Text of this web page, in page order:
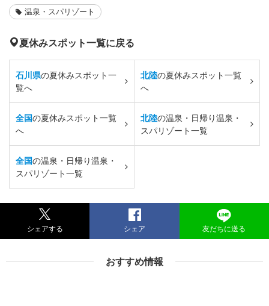
温泉・スパリゾート
夏休みスポット一覧に戻る
石川県の夏休みスポット一
覧へ
北陸の夏休みスポット一覧
へ
全国の夏休みスポット一覧
へ
北陸の温泉・日帰り温泉・
スパリゾート一覧
全国の温泉・日帰り温泉・
スパリゾート一覧
シェアする シェア 友だちに送る
おすすめ情報